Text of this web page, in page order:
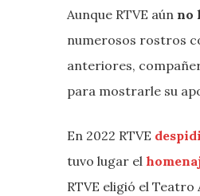
Aunque RTVE aún no
numerosos rostros
anteriores,
para mostrarle su
En 2022 RTVE
tuvo lugar el
RTVE eligió el Teatro